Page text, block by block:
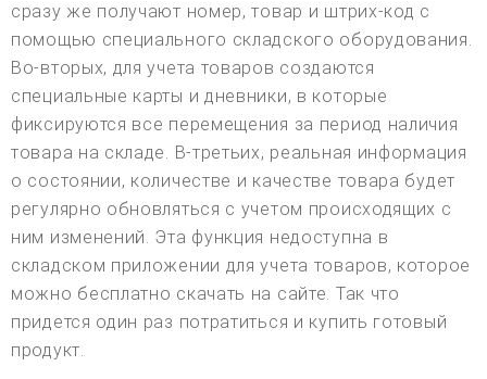
сразу же получают номер, товар и штрих-код с
помощью специального складского оборудования.
Во-вторых, для учета товаров создаются
специальные карты и дневники, в которые
фиксируются все перемещения за период наличия
товара на складе. В-третьих, реальная информация
о состоянии, количестве и качестве товара будет
регулярно обновляться с учетом происходящих с
ним изменений. Эта функция недоступна в
складском приложении для учета товаров, которое
можно бесплатно скачать на сайте. Так что
придется один раз потратиться и купить готовый
продукт.